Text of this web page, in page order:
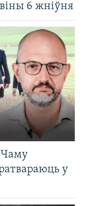
6 жніўня
Чаму
у